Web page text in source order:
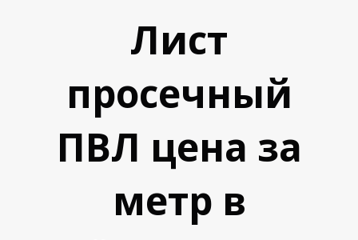
Лист
просечный
ПВЛ цена за
метр в